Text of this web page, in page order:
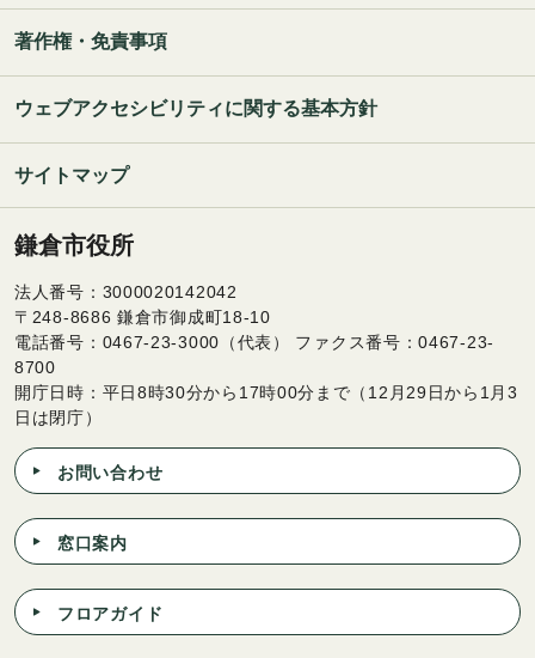
著作権・免責事項
ウェブアクセシビリティに関する基本方針
サイトマップ
鎌倉市役所
法人番号：3000020142042
〒248-8686 鎌倉市御成町18-10
電話番号：0467-23-3000（代表） ファクス番号：0467-23-
8700
開庁日時：平日8時30分から17時00分まで（12月29日から1月3
日は閉庁）
お問い合わせ
窓口案内
フロアガイド